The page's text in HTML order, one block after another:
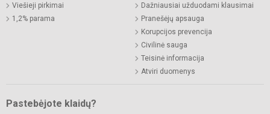
Viešieji pirkimai
1,2% parama
Dažniausiai užduodami klausimai
Pranešėjų apsauga
Korupcijos prevencija
Civilinė sauga
Teisinė informacija
Atviri duomenys
Pastebėjote klaidų?